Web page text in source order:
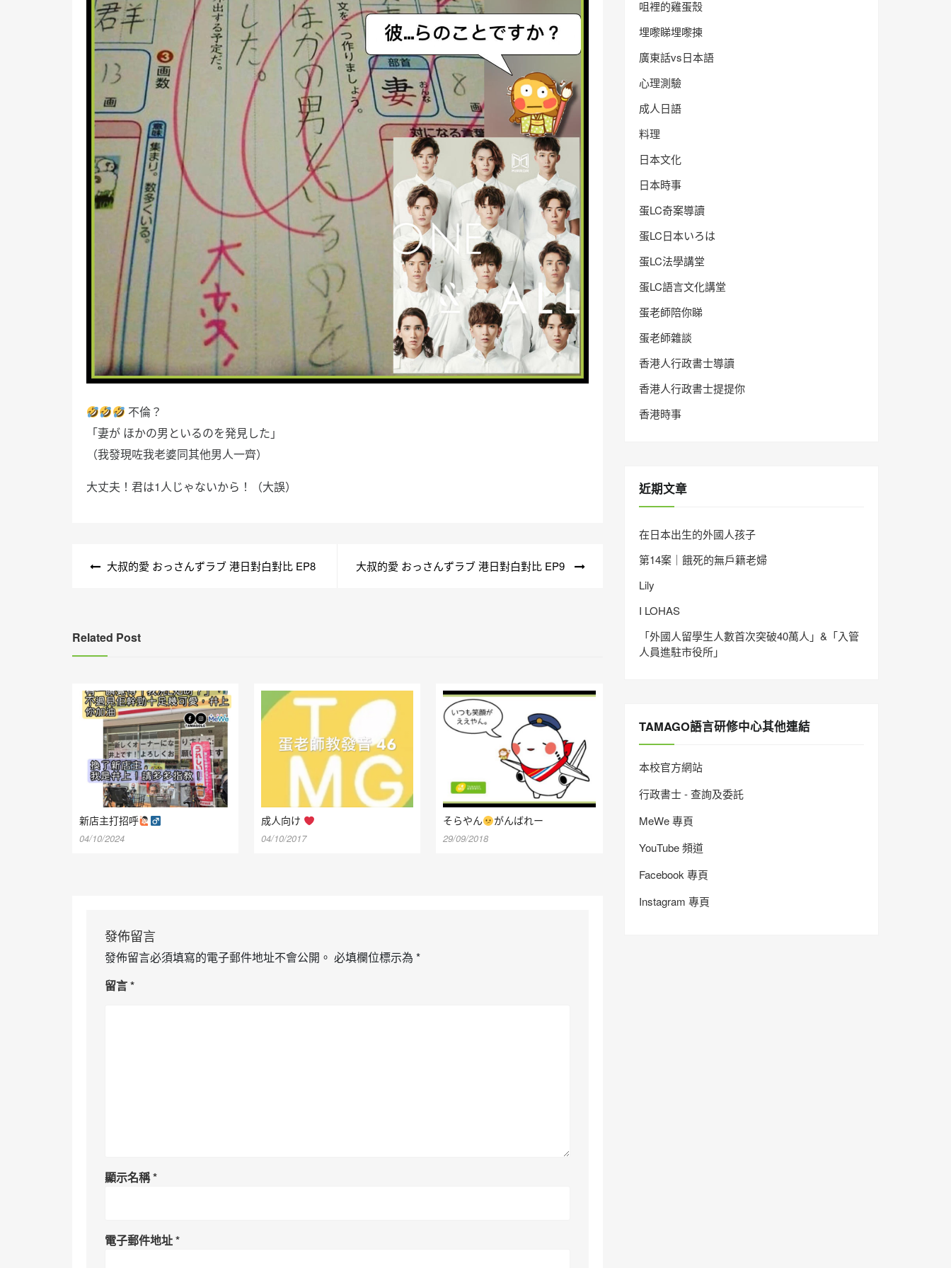
不倫？
「妻が ほかの男といるのを発見した」
（我發現咗我老婆同其他男人一齊）
大丈夫！君は1人じゃないから！（大誤）
大叔的愛 おっさんずラブ 港日對白對比 EP8 大叔的愛 おっさんずラブ 港日對白對比 EP9
Related Post
新店主打招呼
04/10/2024
成人向け
04/10/2017
そらやん がんばれー
29/09/2018
發佈留言
發佈留言必須填寫的電子郵件地址不會公開。 必填欄位標示為 *
留言*
顯示名稱*
電子郵件地址*
咀裡的雞蛋殼
埋嚟睇埋嚟揀
廣東話vs日本語
心理測驗
成人日語
料理
日本文化
日本時事
蛋LC奇案導讀
蛋LC日本いろは
蛋LC法學講堂
蛋LC語言文化講堂
蛋老師陪你睇
蛋老師雜談
香港人行政書士導讀
香港人行政書士提提你
香港時事
近期文章
在日本出生的外國人孩子
第14案｜餓死的無戶籍老婦
Lily
I LOHAS
「外國人留學生人數首次突破40萬人」&「入管
人員進駐市役所」
TAMAGO語言研修中心其他連結
本校官方網站
行政書士 - 查詢及委託
MeWe 專頁
YouTube 頻道
Facebook 專頁
Instagram 專頁